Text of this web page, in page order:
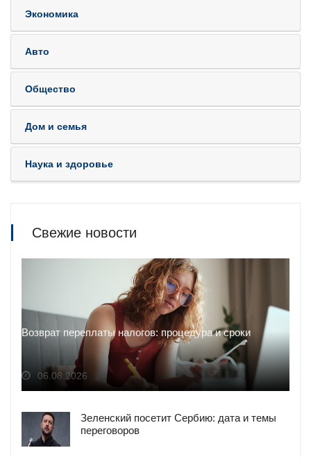
Экономика
Авто
Общество
Дом и семья
Наука и здоровье
Свежие новости
Возврат переплаты налогов: процедура и сроки
06.08.2026
Зеленский посетит Сербию: дата и темы
переговоров